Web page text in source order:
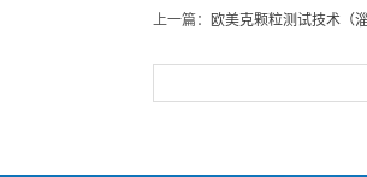
上一篇： 欧美克颗粒测试技术（